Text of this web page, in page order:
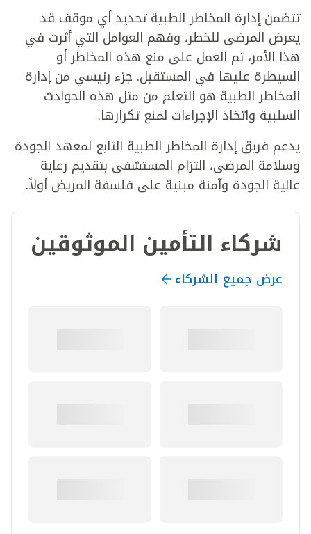
تتضمن إدارة المخاطر الطبية تحديد أي موقف قد
يعرض المرضى للخطر، وفهم العوامل التي أثرت في
هذا الأمر، ثم العمل على منع هذه المخاطر أو
السيطرة عليها في المستقبل. جزء رئيسي من إدارة
المخاطر الطبية هو التعلم من مثل هذه الحوادث
السلبية واتخاذ الإجراءات لمنع تكرارها.
يدعم فريق إدارة المخاطر الطبية التابع لمعهد الجودة
وسلامة المرضى، التزام المستشفى بتقديم رعاية
عالية الجودة وآمنة مبنية على فلسفة المريض أولاً.
شركاء التأمين الموثوقين
عرض جميع الشركاء